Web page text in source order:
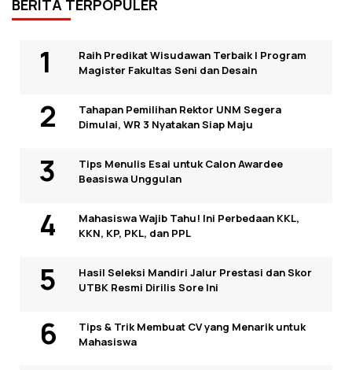
BERITA TERPOPULER
Raih Predikat Wisudawan Terbaik I Program
Magister Fakultas Seni dan Desain
Tahapan Pemilihan Rektor UNM Segera
Dimulai, WR 3 Nyatakan Siap Maju
Tips Menulis Esai untuk Calon Awardee
Beasiswa Unggulan
Mahasiswa Wajib Tahu! Ini Perbedaan KKL,
KKN, KP, PKL, dan PPL
Hasil Seleksi Mandiri Jalur Prestasi dan Skor
UTBK Resmi Dirilis Sore Ini
Tips & Trik Membuat CV yang Menarik untuk
Mahasiswa